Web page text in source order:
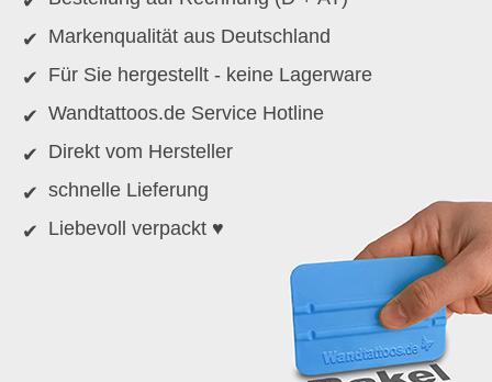
Markenqualität aus Deutschland
Für Sie hergestellt - keine Lagerware
Wandtattoos.de Service Hotline
Direkt vom Hersteller
schnelle Lieferung
Liebevoll verpackt ♥